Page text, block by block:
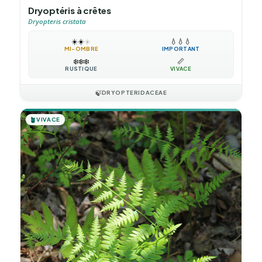
Dryoptéris à crêtes
Dryopteris cristata
☀️☀️☀️
MI-OMBRE
💧 💧 💧
IMPORTANT
❄️❄️❄️
RUSTIQUE
📏
VIVACE
🍃DRYOPTERIDACEAE
🪴VIVACE